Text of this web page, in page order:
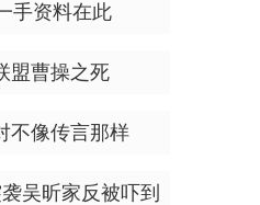
手资料在此
盟曹操之死
不像传言那样
吴昕家反被吓到